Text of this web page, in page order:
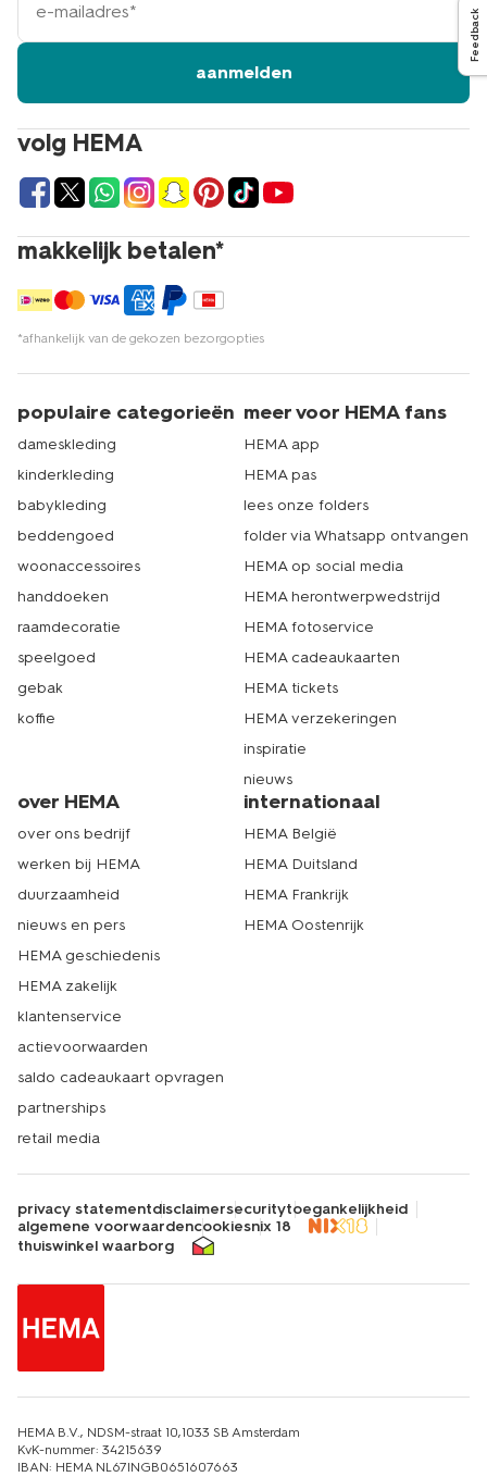
volg HEMA
makkelijk betalen*
*afhankelijk van de gekozen bezorgopties
mailadres
aanmelden
populaire categorieën
dameskleding
kinderkleding
babykleding
beddengoed
woonaccessoires
handdoeken
raamdecoratie
speelgoed
gebak
koffie
meer voor HEMA fans
HEMA app
HEMA pas
lees onze folders
folder via Whatsapp ontvangen
HEMA op social media
HEMA herontwerpwedstrijd
HEMA fotoservice
HEMA cadeaukaarten
HEMA tickets
HEMA verzekeringen
inspiratie
nieuws
over HEMA
over ons bedrijf
werken bij HEMA
duurzaamheid
nieuws en pers
HEMA geschiedenis
HEMA zakelijk
klantenservice
actievoorwaarden
saldo cadeaukaart opvragen
partnerships
retail media
internationaal
HEMA België
HEMA Duitsland
HEMA Frankrijk
HEMA Oostenrijk
privacy statementdisclaimersecuritytoegankelijkheid
algemene voorwaardencookiesnix 18
thuiswinkel waarborg
HEMA B.V., NDSM-straat 10,1033 SB Amsterdam
KvK-nummer: 34215639
IBAN: HEMA NL67INGB0651607663
Feedback